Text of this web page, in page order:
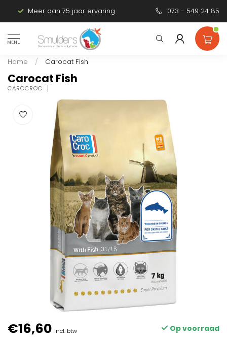
Meer dan 75 jaar ervaring Persoonlijk
073 - 549 24 85
MENU
Home / Carocat Fish
Carocat Fish
CAROCROC
€16,60 Incl. btw Op voorraad